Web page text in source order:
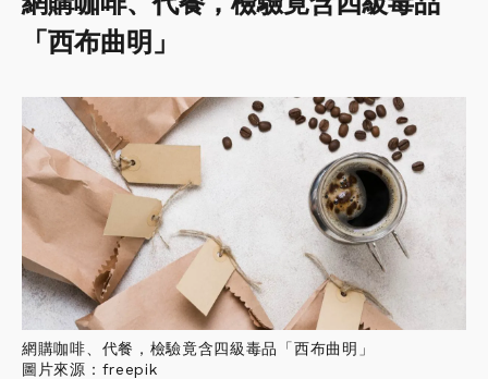
「西布曲明」
網購咖啡、代餐，檢驗竟含四級毒品「西布曲明」
圖片來源：freepik